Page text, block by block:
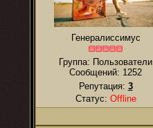
Генералиссимус
Группа: Пользователи
Сообщений: 1252
Репутация: 3
Статус: Offline